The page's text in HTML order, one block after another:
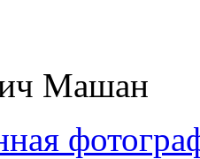
Машан